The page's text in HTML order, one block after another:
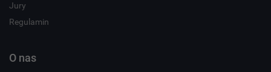
Jury
Regulamin
O nas